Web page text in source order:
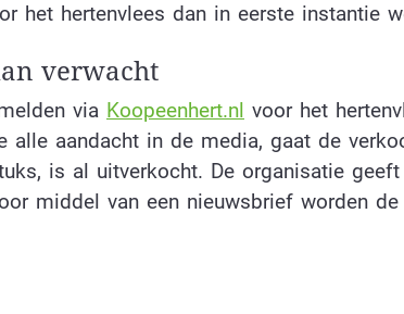
het hertenvlees dan in eerste instantie
verwacht
via Koopeenhert.nl voor het
alle aandacht in de media, gaat de
is al uitverkocht. De organisatie
middel van een nieuwsbrief worden